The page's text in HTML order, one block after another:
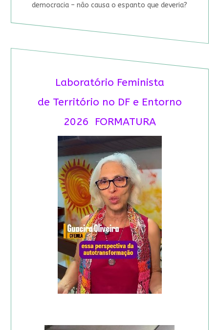
democracia – não causa o espanto que deveria?
Laboratório Feminista
de Território no DF e Entorno
2026 FORMATURA